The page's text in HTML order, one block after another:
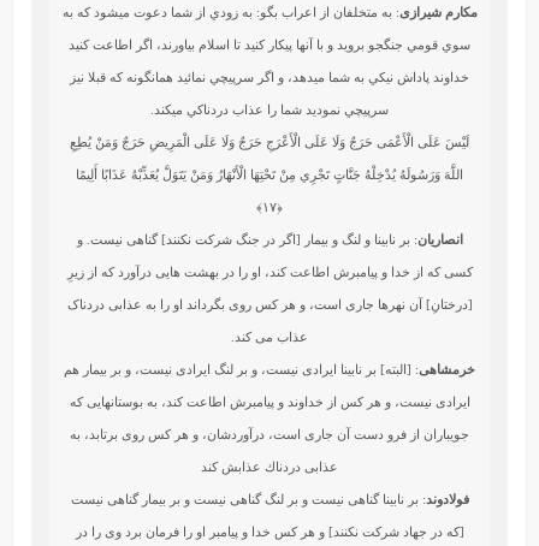
مکارم شیرازی: به متخلفان از اعراب بگو: به زودي از شما دعوت مي‏شود كه به
سوي قومي جنگجو برويد و با آنها پيكار كنيد تا اسلام بياورند، اگر اطاعت كنيد
خداوند پاداش نيكي به شما مي‏دهد، و اگر سرپيچي نمائيد همانگونه كه قبلا نيز
سرپيچي نموديد شما را عذاب دردناكي مي‏كند.
لَيْسَ عَلَى الْأَعْمَى حَرَجٌ وَلَا عَلَى الْأَعْرَجِ حَرَجٌ وَلَا عَلَى الْمَرِيضِ حَرَجٌ وَمَنْ يُطِعِ
اللَّهَ وَرَسُولَهُ يُدْخِلْهُ جَنَّاتٍ تَجْرِي مِنْ تَحْتِهَا الْأَنْهَارُ وَمَنْ يَتَوَلَّ يُعَذِّبْهُ عَذَابًا أَلِيمًا
﴿۱۷﴾
انصاریان: بر نابینا و لنگ و بیمار [اگر در جنگ شرکت نکنند] گناهی نیست. و
کسی که از خدا و پیامبرش اطاعت کند، او را در بهشت هایی درآورد که از زیرِ
[درختانِ] آن نهرها جاری است، و هر کس روی بگرداند او را به عذابی دردناک
عذاب می کند.
خرمشاهی: [البته‏] بر نابينا ايرادى نيست، و بر لنگ ايرادى نيست، و بر بيمار هم
ايرادى نيست، و هر كس از خداوند و پيامبرش اطاعت كند، به بوستانهايى كه
جويباران از فرو دست آن جارى است، درآوردشان، و هر كس روى برتابد، به
عذابى دردناك عذابش كند
فولادوند: بر نابينا گناهى نيست و بر لنگ گناهى نيست و بر بيمار گناهى نيست
[كه در جهاد شركت نكنند] و هر كس خدا و پيامبر او را فرمان برد وى را در